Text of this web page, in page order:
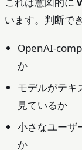
います。判断で
OpenAI-
か
モデルがテキ
見ているか
小さなユーザ
か